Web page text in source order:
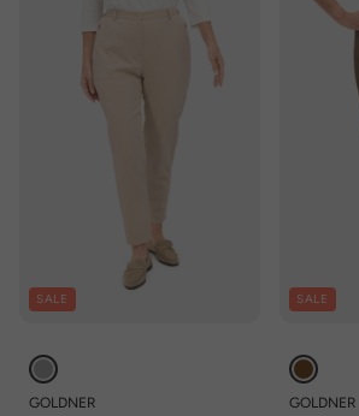
SALE
GOLDNER
SALE
GOLDNER